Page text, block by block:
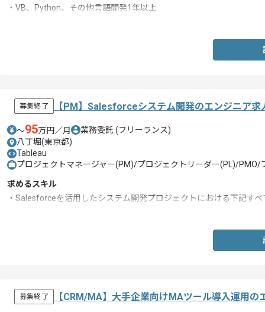
・VB、Python、その他言語開発1年以上
募集終了 【PM】Salesforceシステム開発のエンジニア求
〜95万円／月 業務委託 (フリーランス)
八丁堀(東京都)
Tableau
プロジェクトマネージャー(PM)/プロジェクトリーダー(PL)/
求めるスキル
・Salesforceを活用したシステム開発プロジェクトにおける下記すべ
募集終了 【CRM/MA】大手企業向けMAツール導入運用の